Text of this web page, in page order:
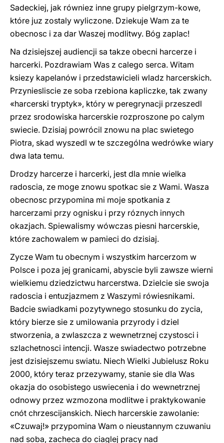
Sadeckiej, jak równiez inne grupy pielgrzym-kowe,
które juz zostaly wyliczone. Dziekuje Wam za te
obecnosc i za dar Waszej modlitwy. Bóg zaplac!
Na dzisiejszej audiencji sa takze obecni harcerze i
harcerki. Pozdrawiam Was z calego serca. Witam
ksiezy kapelanów i przedstawicieli wladz harcerskich.
Przyniesliscie ze soba rzebiona kapliczke, tak zwany
«harcerski tryptyk», który w peregrynacji przeszedl
przez srodowiska harcerskie rozproszone po calym
swiecie. Dzisiaj powrócil znowu na plac swietego
Piotra, skad wyszedl w te szczególna wedrówke wiary
dwa lata temu.
Drodzy harcerze i harcerki, jest dla mnie wielka
radoscia, ze moge znowu spotkac sie z Wami. Wasza
obecnosc przypomina mi moje spotkania z
harcerzami przy ognisku i przy róznych innych
okazjach. Spiewalismy wówczas piesni harcerskie,
które zachowalem w pamieci do dzisiaj.
Zycze Wam tu obecnym i wszystkim harcerzom w
Polsce i poza jej granicami, abyscie byli zawsze wierni
wielkiemu dziedzictwu harcerstwa. Dzielcie sie swoja
radoscia i entuzjazmem z Waszymi rówiesnikami.
Badcie swiadkami pozytywnego stosunku do zycia,
który bierze sie z umilowania przyrody i dziel
stworzenia, a zwlaszcza z wewnetrznej czystosci i
szlachetnosci intencji. Wasze swiadectwo potrzebne
jest dzisiejszemu swiatu. Niech Wielki Jubielusz Roku
2000, który teraz przezywamy, stanie sie dla Was
okazja do osobistego uswiecenia i do wewnetrznej
odnowy przez wzmozona modlitwe i praktykowanie
cnót chrzescijanskich. Niech harcerskie zawolanie:
«Czuwaj!» przypomina Wam o nieustannym czuwaniu
nad soba, zacheca do ciaglej pracy nad